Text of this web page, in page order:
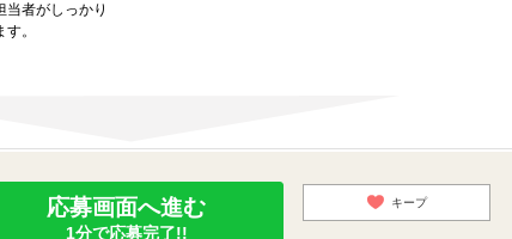
者がしっかり
。
応募画面へ進む
1分で応募完了!!
キープ